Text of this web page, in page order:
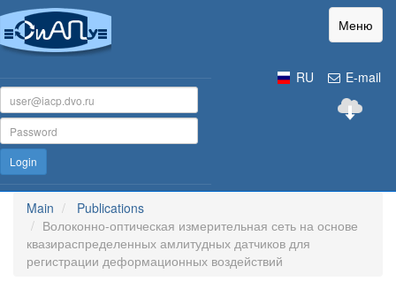
Меню
E-mail
RU
Login
Main
Publications
Волоконно-оптическая измерительная сеть на основе
квазираспределенных амлитудных датчиков для
регистрации деформационных воздействий